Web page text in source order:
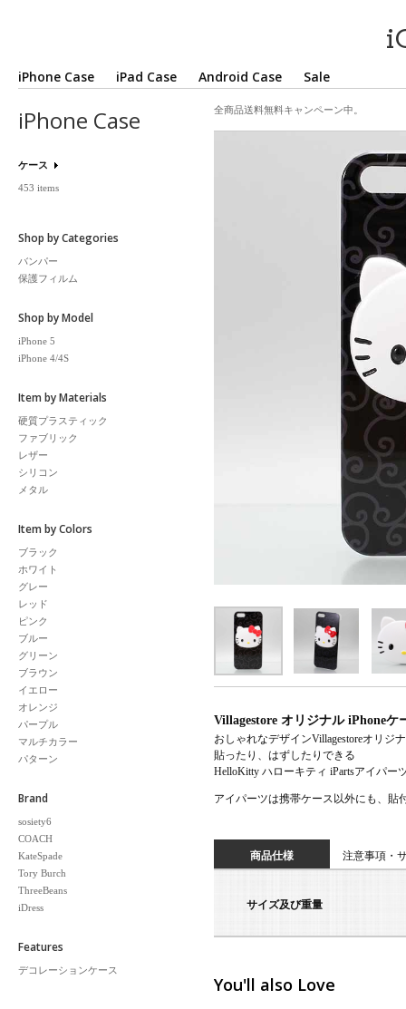
iPhone Case iPad Case Android Case Sale
全商品送料無料キャンペーン中。
Villagestore オリジナル iPhone
おしゃれなデザインVillagestoreオリジ
貼ったり、はずしたりできる
HelloKitty ハローキティ iPartsアイパー
アイパーツは携帯ケース以外にも、貼
商品仕様 注意事項・
サイズ及び重量
You'll also Love
iPhone Case
ケース
453 items
Shop by Categories
バンパー
保護フィルム
Shop by Model
iPhone 5
iPhone 4/4S
Item by Materials
硬質プラスティック
ファブリック
レザー
シリコン
メタル
Item by Colors
ブラック
ホワイト
グレー
レッド
ピンク
ブルー
グリーン
ブラウン
イエロー
オレンジ
パープル
マルチカラー
パターン
Brand
sosiety6
COACH
KateSpade
Tory Burch
ThreeBeans
iDress
Features
デコレーションケース